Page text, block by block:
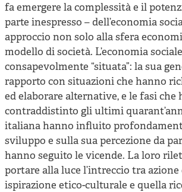
fa emergere la complessità e il
parte inespresso – dell’economia
approccio non solo alla sfera
modello di società. L’economia
consapevolmente “situata”: la sua
rapporto con situazioni che hanno
ed elaborare alternative, e le fasi che
contraddistinto gli ultimi
italiana hanno influito
sviluppo e sulla sua percezione da
hanno seguito le vicende. La loro
portare alla luce l’intreccio tra azione
ispirazione etico-culturale e quella